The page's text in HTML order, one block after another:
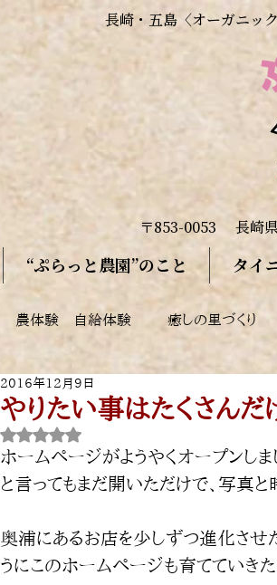
長崎・五島〈オーガニッ
〒853-0053 長崎
“ぷらっと農園”のこと タイ
農体験 自給体験 癒しの里づくり
やりたい事はたくさんだ
2016年12月9日
5つ星のうちNaNと評価されています。
ホームページがようやくオープンしま
と言ってもまだ開いただけで、写真
奥浦にあるお店を少しずつ進化させ
うにこのホームページも育てていきた